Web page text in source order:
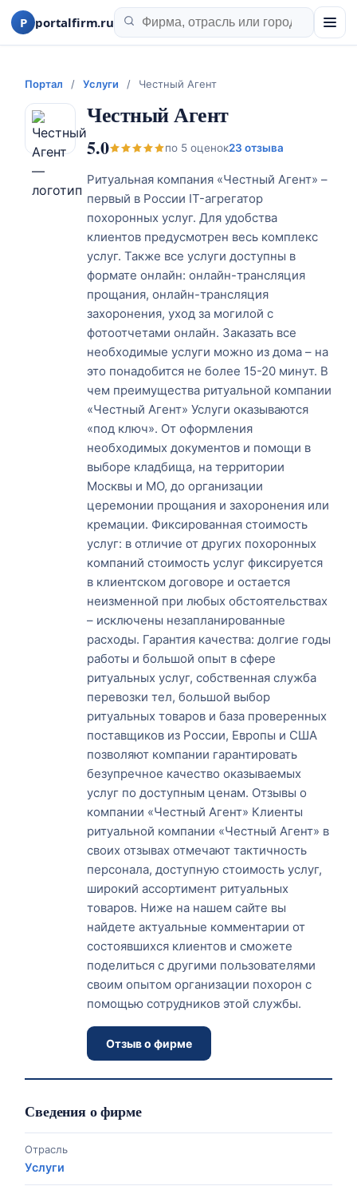
P portalfirm.ru
Портал / Услуги / Честный Агент
Честный Агент
5.0 по 5 оценок23 отзыва
Ритуальная компания «Честный Агент» –
первый в России IT-агрегатор
похоронных услуг. Для удобства
клиентов предусмотрен весь комплекс
услуг. Также все услуги доступны в
формате онлайн: онлайн-трансляция
прощания, онлайн-трансляция
захоронения, уход за могилой с
фотоотчетами онлайн. Заказать все
необходимые услуги можно из дома – на
это понадобится не более 15-20 минут. В
чем преимущества ритуальной компании
«Честный Агент» Услуги оказываются
«под ключ». От оформления
необходимых документов и помощи в
выборе кладбища, на территории
Москвы и МО, до организации
церемонии прощания и захоронения или
кремации. Фиксированная стоимость
услуг: в отличие от других похоронных
компаний стоимость услуг фиксируется
в клиентском договоре и остается
неизменной при любых обстоятельствах
– исключены незапланированные
расходы. Гарантия качества: долгие годы
работы и большой опыт в сфере
ритуальных услуг, собственная служба
перевозки тел, большой выбор
ритуальных товаров и база проверенных
поставщиков из России, Европы и США
позволяют компании гарантировать
безупречное качество оказываемых
услуг по доступным ценам. Отзывы о
компании «Честный Агент» Клиенты
ритуальной компании «Честный Агент» в
своих отзывах отмечают тактичность
персонала, доступную стоимость услуг,
широкий ассортимент ритуальных
товаров. Ниже на нашем сайте вы
найдете актуальные комментарии от
состоявшихся клиентов и сможете
поделиться с другими пользователями
своим опытом организации похорон с
помощью сотрудников этой службы.
Отзыв о фирме
Сведения о фирме
Отрасль
Услуги